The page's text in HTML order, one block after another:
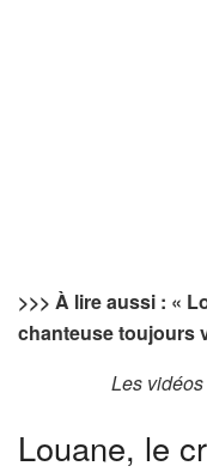
>>> À lire aussi : «
chanteuse toujours
Les
Louane, le